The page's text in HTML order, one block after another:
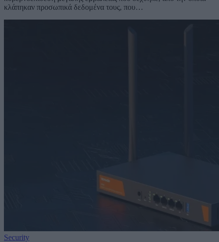
κλάπηκαν προσωπικά δεδομένα τους, που…
Security